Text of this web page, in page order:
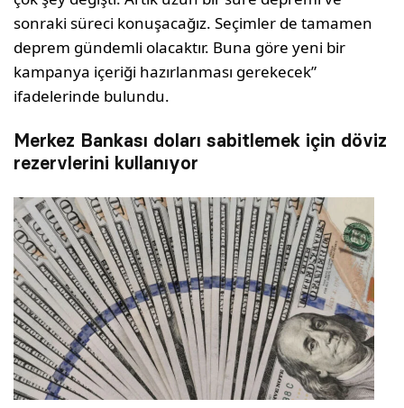
sonraki süreci konuşacağız. Seçimler de tamamen
deprem gündemli olacaktır. Buna göre yeni bir
kampanya içeriği hazırlanması gerekecek”
ifadelerinde bulundu.
Merkez Bankası doları sabitlemek için döviz
rezervlerini kullanıyor